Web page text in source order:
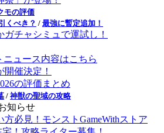
モの評価
くべき？ / 最強に暫定追加！
ガチャシミュで運試し！
ニュース内容はこちら
催決定！
の評価まとめ
/ 神獣の聖域の攻略
知らせ
方必見！モンストGameWithストア